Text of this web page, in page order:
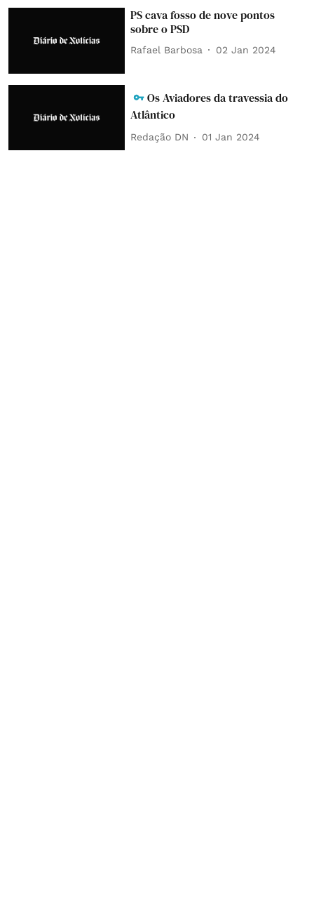
PS cava fosso de nove pontos
sobre o PSD
Rafael Barbosa 02 Jan 2024
Os Aviadores da travessia do
Atlântico
Redação DN 01 Jan 2024